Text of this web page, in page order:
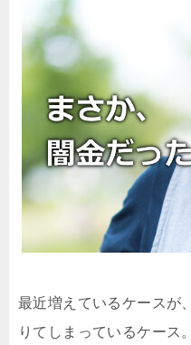
最近増えているケースが
りてしまっているケース。